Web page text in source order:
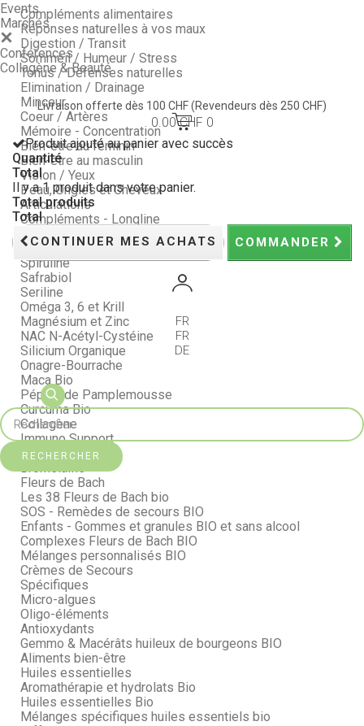
Events
Marchés
Conférences
Collagène & Beauté
Livraison offerte dès 100 CHF(Revendeurs dès 250 CHF)
0.00 CHF 0
Produit ajouté au panier avec succès
Quantité
Total
Il y a 1 produit dans votre panier.
Total produits
Total
CONTINUER MES ACHATS COMMANDER
FR
FR
DE
RECHERCHER
Compléments alimentaires
Réponses naturelles à vos maux
Digestion / Transit
Sommeil / Humeur / Stress
Tonus / Défenses naturelles
Elimination / Drainage
Minceur
Coeur / Artères
Mémoire - Concentration
Bien-être au féminin
Bien-être au masculin
Vision / Yeux
Peau, Ongles et Cheveux
Articulations
Compléments - Longline
Nos Packs : économisez !
Probiotiques
Spiruline
Safrabiol
Seriline
Oméga 3, 6 et Krill
Magnésium et Zinc
NAC N-Acétyl-Cystéine
Silicium Organique
Onagre-Bourrache
Maca Bio
Pépins de Pamplemousse
Curcuma Bio
Collagène
Immuno Support
Cœur & Artères
Bromélaïne
Fleurs de Bach
Les 38 Fleurs de Bach bio
SOS - Remèdes de secours BIO
Enfants - Gommes et granules BIO et sans alcool
Complexes Fleurs de Bach BIO
Mélanges personnalisés BIO
Crèmes de Secours
Spécifiques
Micro-algues
Oligo-éléments
Antioxydants
Gemmo & Macérâts huileux de bourgeons BIO
Aliments bien-être
Huiles essentielles
Aromathérapie et hydrolats Bio
Huiles essentielles Bio
Mélanges spécifiques huiles essentiels bio